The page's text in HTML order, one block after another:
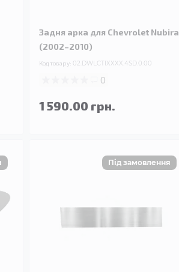
Задня арка для Chevrolet Nubira
(2002–2010)
Код товару: 02.DWLCTIXXXX.4SD.0.00
0
1 590.00 грн.